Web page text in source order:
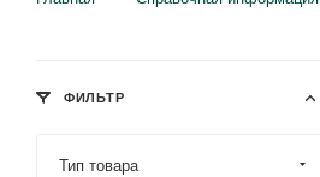
ФИЛЬТР
Тип товара